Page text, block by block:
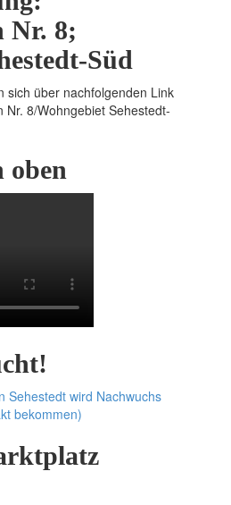
Nr. 8;
Süd
sich über nachfolgenden Link
8/Wohngebiet Sehestedt-
oben
Sehestedt wird Nachwuchs
bekommen)